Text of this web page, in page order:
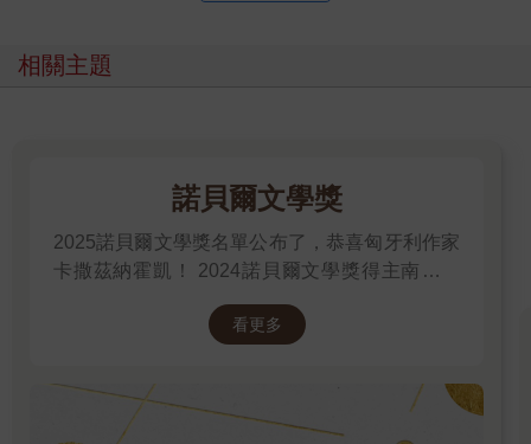
鳥啼聲在某處作響。
「妳不信是吧？」
「不太信。」
就算是真的，感覺也派不上用場。要是有辦法百分之百釣到那種
魚也就罷了，既然只能交給運氣，便跟期待殞石掉下來砸死人沒
「可是，」我接著說：「如果死因不是釣到魚的行為，而是魚本
「妳是說，那是看到就會死掉的魚？」
相關主題
諾貝爾文學獎
2025諾貝爾文學獎名單公布了，恭喜匈牙利作家
卡撒茲納霍凱！ 2024諾貝爾文學獎得主南韓女
看更多